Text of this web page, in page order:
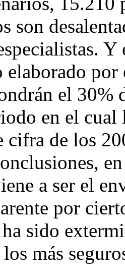
son
por
el 30%
en el
cifra de los
a ser el
por
sido
más